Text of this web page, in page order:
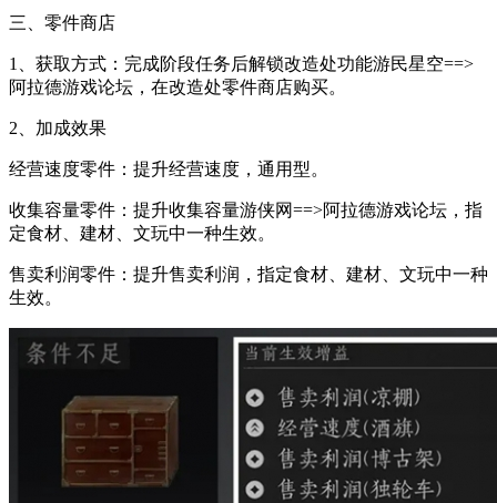
三、零件商店
1、获取方式：完成阶段任务后解锁改造处功能游民星空==>
阿拉德游戏论坛，在改造处零件商店购买。
2、加成效果
经营速度零件：提升经营速度，通用型。
收集容量零件：提升收集容量游侠网==>阿拉德游戏论坛，指
定食材、建材、文玩中一种生效。
售卖利润零件：提升售卖利润，指定食材、建材、文玩中一种
生效。